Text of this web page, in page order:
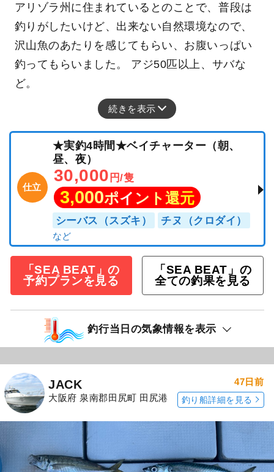
アリゾラ州に住まれているとのことで、普段は
釣りがしたいけど、出来ない自然環境なので、
沢山魚のあたりを感じてもらい、お腹いっぱい
釣ってもらいました。 アジ50匹以上、サバな
ど。
続きを表示
仕立
★実釣4時間★ベイチャーター（朝、
昼、夜）
30,000 円/隻
3,000ポイント還元
シーバス（スズキ） チヌ（クロダイ）
「SEA BEAT」の
予約プランを見る
「SEA BEAT」の
全ての釣果を見る
釣行当日の気象情報を表示
JACK
大阪府 泉南郡田尻町 田尻港
47日前
釣り船詳細を見る